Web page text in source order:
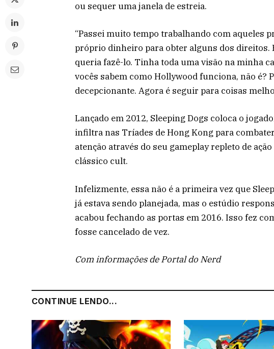
ou sequer uma janela de estreia.
“Passei muito tempo trabalhando com aqueles
próprio dinheiro para obter alguns dos direitos.
queria fazê-lo. Tinha toda uma visão na minha
vocês sabem como Hollywood funciona, não é?
decepcionante. Agora é seguir para coisas
Lançado em 2012, Sleeping Dogs coloca o
infiltra nas Tríades de Hong Kong para
atenção através do seu gameplay repleto de
clássico cult.
Infelizmente, essa não é a primeira vez que
já estava sendo planejada, mas o estúdio
acabou fechando as portas em 2016. Isso fez
fosse cancelado de vez.
Com informações de Portal do Nerd
CONTINUE LENDO...